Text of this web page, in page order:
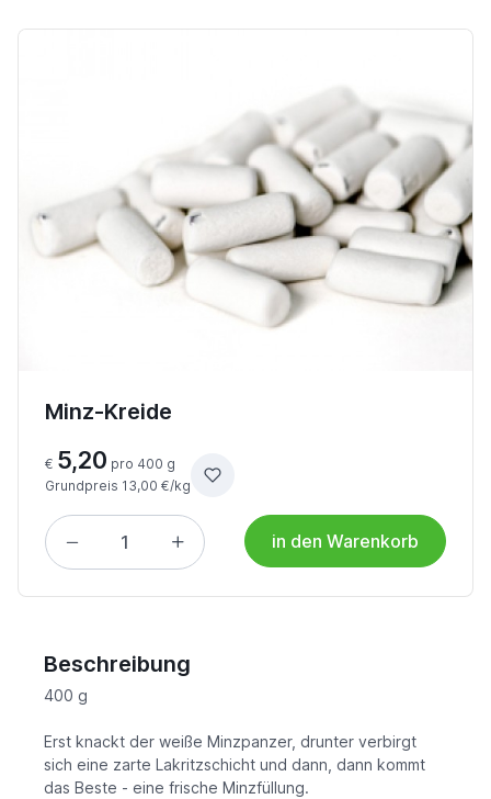
Minz-Kreide
€ 5,20 pro 400 g
Grundpreis 13,00 €/kg
in den Warenkorb
Beschreibung
400 g
Erst knackt der weiße Minzpanzer, drunter verbirgt
sich eine zarte Lakritzschicht und dann, dann kommt
das Beste - eine frische Minzfüllung.